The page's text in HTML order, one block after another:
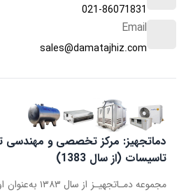
021-86071831
Email
sales@damatajhiz.com
دماتجهیز: مرکز تخصصی و مهندسی
تاسیسات (از سال 1383)
مجموعه